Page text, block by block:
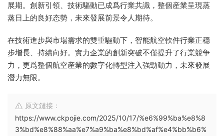
展期。創新引領、技術驅動已成爲行業共識，整個産業呈現蒸
蒸日上的良好态勢，未來發展前景令人期待。
在技術進步與市場需求的雙重驅動下，智能航空軟件行業正穩
步增長、持續向好。實力企業的創新突破不僅提升了行業競争
力，更爲整個航空産業的數字化轉型注入強勁動力，未來發展
潛力無限。
原文鏈接：
https://www.ckpojie.com/2025/10/17/%e6%99%ba%e8%8
3%bd%e8%88%aa%e7%a9%ba%e8%bd%af%e4%bb%b6%